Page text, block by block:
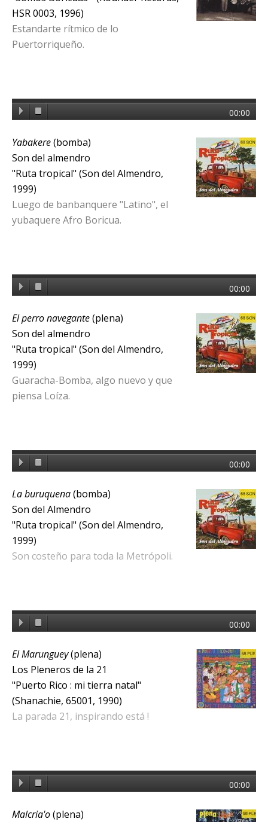
HSR 0003, 1996)
Estandarte rítmico de lo
Puertorriqueño.
00:00
Yabakere(bomba)
Son del almendro
"Ruta tropical" (Son del Almendro,
1999)
Luego de banbanquere "Latino", el
yubaquere Afro Boricua.
00:00
El perro navegante(plena)
Son del almendro
"Ruta tropical" (Son del Almendro,
1999)
Guaracha-Bomba, algo nuevo y que
piensa Loíza.
00:00
La buruquena(bomba)
Son del Almendro
"Ruta tropical" (Son del Almendro,
1999)
Son costeño para toda la Metrópoli.
00:00
El Marunguey(plena)
Los Pleneros de la 21
"Puerto Rico : mi tierra natal"
(Shanachie, 65001, 1990)
La parada 21, inspirando está !
00:00
Malcria'o(plena)